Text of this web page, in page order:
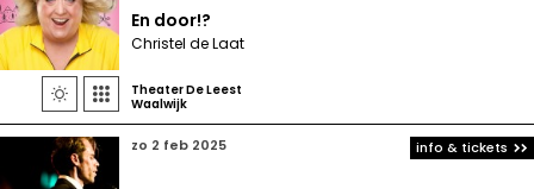
 
En door!?
Christel de Laat
Theater De Leest
Waalwijk
zo 2 feb 2025 info & tickets